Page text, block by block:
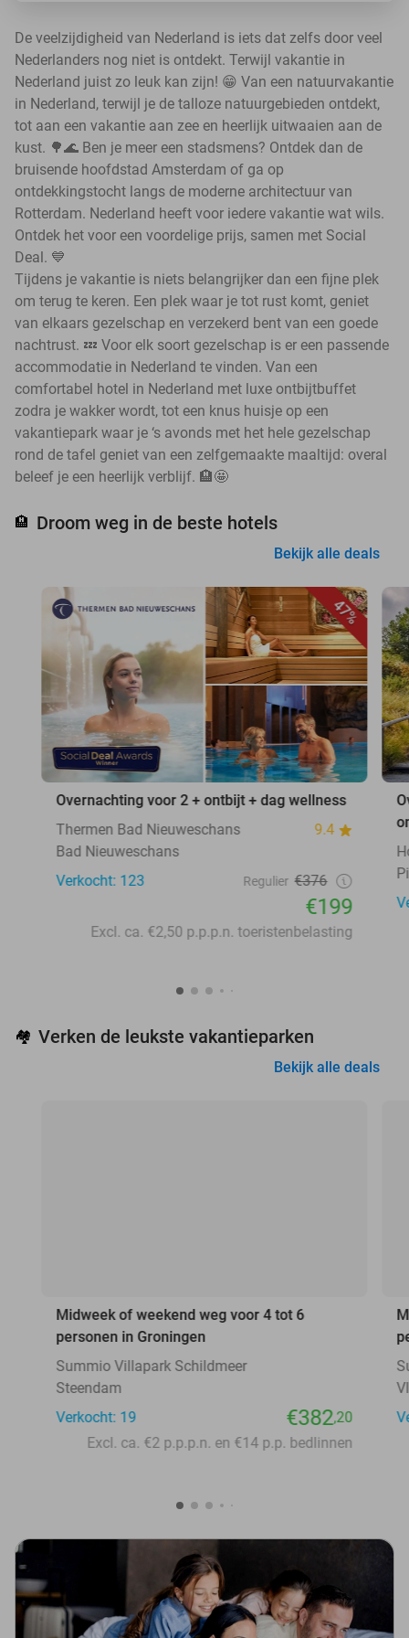
De veelzijdigheid van Nederland is iets dat zelfs door veel
Nederlanders nog niet is ontdekt. Terwijl vakantie in
Nederland juist zo leuk kan zijn! 😁 Van een natuurvakantie
in Nederland, terwijl je de talloze natuurgebieden ontdekt,
tot aan een vakantie aan zee en heerlijk uitwaaien aan de
kust. 🌳🌊 Ben je meer een stadsmens? Ontdek dan de
bruisende hoofdstad Amsterdam of ga op
ontdekkingstocht langs de moderne architectuur van
Rotterdam. Nederland heeft voor iedere vakantie wat wils.
Ontdek het voor een voordelige prijs, samen met Social
Deal. 💙
Tijdens je vakantie is niets belangrijker dan een fijne plek
om terug te keren. Een plek waar je tot rust komt, geniet
van elkaars gezelschap en verzekerd bent van een goede
nachtrust. 💤 Voor elk soort gezelschap is er een passende
accommodatie in Nederland te vinden. Van een
comfortabel hotel in Nederland met luxe ontbijtbuffet
zodra je wakker wordt, tot een knus huisje op een
vakantiepark waar je ‘s avonds met het hele gezelschap
rond de tafel geniet van een zelfgemaakte maaltijd: overal
beleef je een heerlijk verblijf. 🏨🤩
🏨 Droom weg in de beste hotels
Bekijk alle deals
47%
Overnachting voor 2 + ontbijt + dag wellness
Thermen Bad Nieuweschans
9.4
Bad Nieuweschans
Verkocht: 123
Regulier €376
€199
Excl. ca. €2,50 p.p.p.n. toeristenbelasting
🏘️ Verken de leukste vakantieparken
Bekijk alle deals
Midweek of weekend weg voor 4 tot 6
personen in Groningen
Summio Villapark Schildmeer
Steendam
Verkocht: 19
€382,20
Excl. ca. €2 p.p.p.n. en €14 p.p. bedlinnen